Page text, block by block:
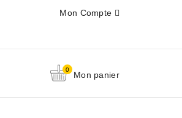
Mon Compte
0 Mon panier